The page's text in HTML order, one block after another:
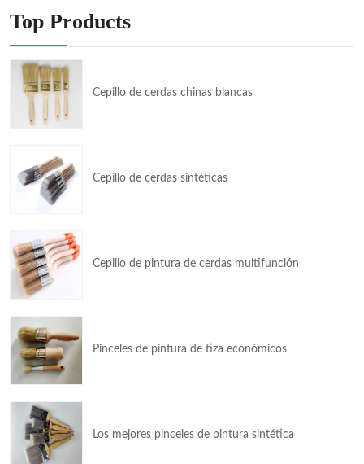
Top Products
Cepillo de cerdas chinas blancas
Cepillo de cerdas sintéticas
Cepillo de pintura de cerdas multifunción
Pinceles de pintura de tiza económicos
Los mejores pinceles de pintura sintética